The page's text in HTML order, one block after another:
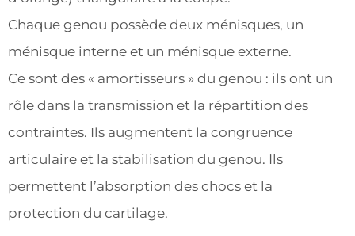
Chaque genou possède deux ménisques, un
ménisque interne et un ménisque externe.
Ce sont des « amortisseurs » du genou : ils ont un
rôle dans la transmission et la répartition des
contraintes. Ils augmentent la congruence
articulaire et la stabilisation du genou. Ils
permettent l’absorption des chocs et la
protection du cartilage.